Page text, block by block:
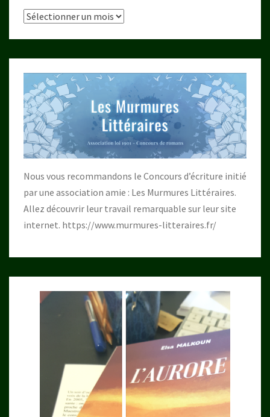
Archives
Nous vous recommandons le Concours d’écriture initié
par une association amie : Les Murmures Littéraires.
Allez découvrir leur travail remarquable sur leur site
internet. https://www.murmures-litteraires.fr/